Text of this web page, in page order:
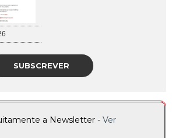
SUBSCREVER
a Newsletter - Ver